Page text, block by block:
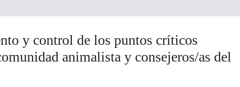
y control de los puntos críticos
animalista y consejeros/as del